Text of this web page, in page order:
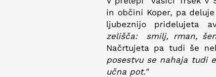
in občini Koper, pa
ljubeznijo pridelujeta
zelišča: smilj, rman,
Načrtujeta pa tudi še
posestvu se nahaja tudi
učna pot."